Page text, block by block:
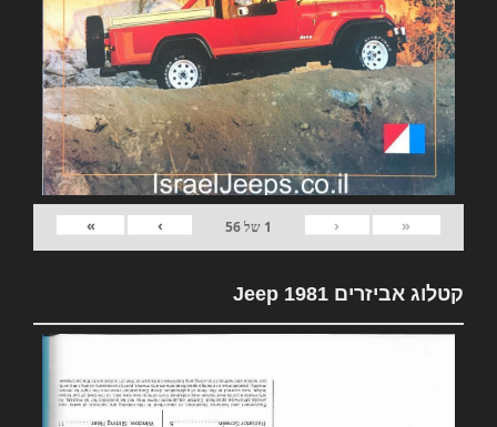
«
‹
1 של56
›
»
קטלוג אביזרים 1981 Jeep